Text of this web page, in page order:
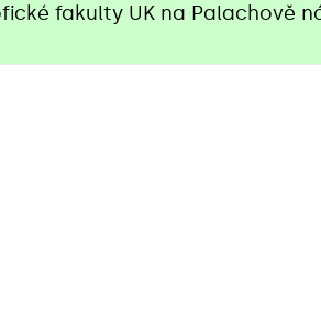
fakulty UK na Palachově